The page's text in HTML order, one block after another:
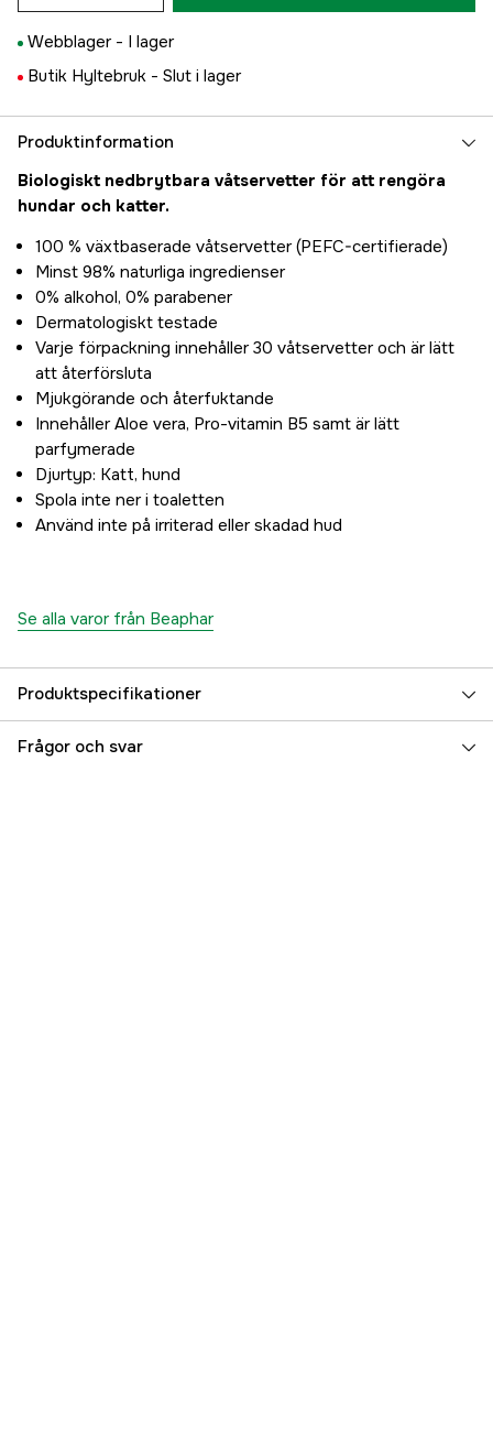
Webblager - I lager
Butik Hyltebruk - Slut i lager
Produktinformation
Biologiskt nedbrytbara våtservetter för att rengöra
hundar och katter.
100 % växtbaserade våtservetter (PEFC-certifierade)
Minst 98% naturliga ingredienser
0% alkohol, 0% parabener
Dermatologiskt testade
Varje förpackning innehåller 30 våtservetter och är lätt
att återförsluta
Mjukgörande och återfuktande
Innehåller Aloe vera, Pro-vitamin B5 samt är lätt
parfymerade
Djurtyp: Katt, hund
Spola inte ner i toaletten
Använd inte på irriterad eller skadad hud
Se alla varor från Beaphar
Produktspecifikationer
Djurtyp Hund, Katt
Frågor och svar